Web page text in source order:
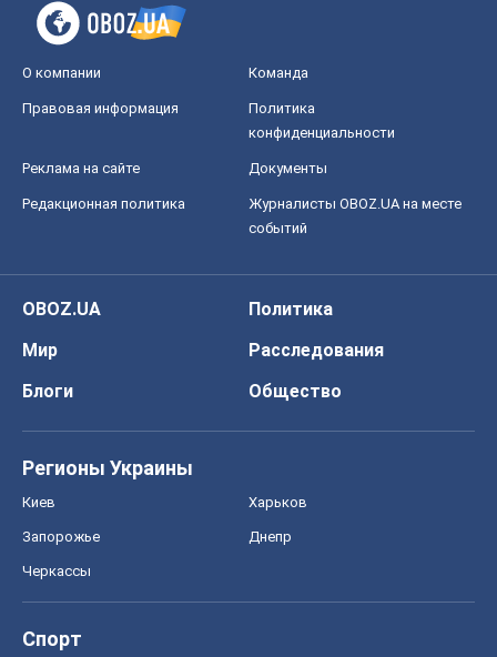
О компании Команда
Правовая информация
Политика
конфиденциальности
Реклама на сайте Документы
Редакционная политика
Журналисты OBOZ.UA на месте
событий
OBOZ.UA
Политика
Мир
Расследования
Блоги
Общество
Регионы Украины
Киев Харьков
Запорожье Днепр
Черкассы
Спорт